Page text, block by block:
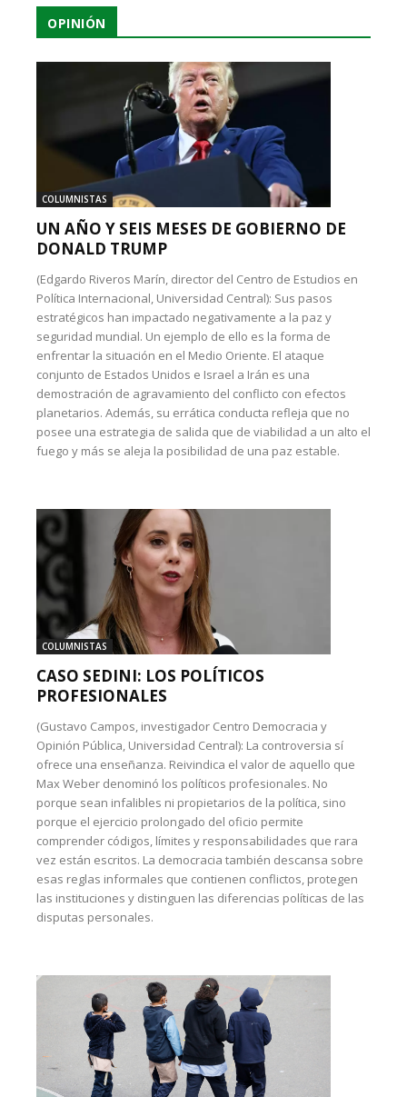
OPINIÓN
COLUMNISTAS
UN AÑO Y SEIS MESES DE GOBIERNO DE
DONALD TRUMP
(Edgardo Riveros Marín, director del Centro de Estudios en
Política Internacional, Universidad Central): Sus pasos
estratégicos han impactado negativamente a la paz y
seguridad mundial. Un ejemplo de ello es la forma de
enfrentar la situación en el Medio Oriente. El ataque
conjunto de Estados Unidos e Israel a Irán es una
demostración de agravamiento del conflicto con efectos
planetarios. Además, su errática conducta refleja que no
posee una estrategia de salida que de viabilidad a un alto el
fuego y más se aleja la posibilidad de una paz estable.
COLUMNISTAS
CASO SEDINI: LOS POLÍTICOS
PROFESIONALES
(Gustavo Campos, investigador Centro Democracia y
Opinión Pública, Universidad Central): La controversia sí
ofrece una enseñanza. Reivindica el valor de aquello que
Max Weber denominó los políticos profesionales. No
porque sean infalibles ni propietarios de la política, sino
porque el ejercicio prolongado del oficio permite
comprender códigos, límites y responsabilidades que rara
vez están escritos. La democracia también descansa sobre
esas reglas informales que contienen conflictos, protegen
las instituciones y distinguen las diferencias políticas de las
disputas personales.